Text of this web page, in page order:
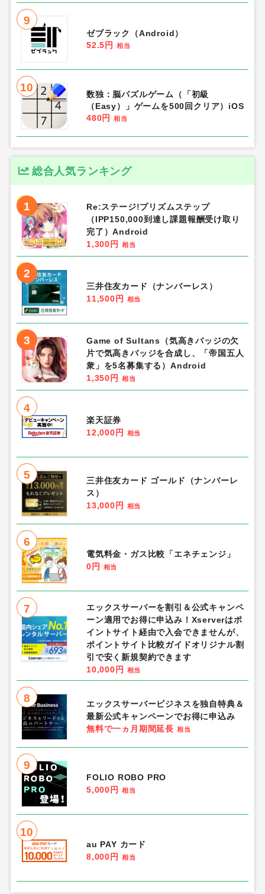
9
ゼブラック（Android）
52.5円
相当
10
数独：脳パズルゲーム（「初級
（Easy）」ゲームを500回クリア）iOS
480円
相当
総合人気ランキング
1
Re:ステージ!プリズムステップ
（IPP150,000到達し課題報酬受け取り
完了）Android
1,300円
相当
2
三井住友カード（ナンバーレス）
11,500円
相当
3
Game of Sultans（気高きバッジの欠
片で気高きバッジを合成し、「帝国五人
衆」を5名募集する）Android
1,350円
相当
4
楽天証券
12,000円
相当
5
三井住友カード ゴールド（ナンバーレ
ス）
13,000円
相当
6
電気料金・ガス比較「エネチェンジ」
0円
相当
7
エックスサーバーを割引＆公式キャンペ
ーン適用でお得に申込み！Xserverはポ
イントサイト経由で入会できませんが、
ポイントサイト比較ガイドオリジナル割
引で安く新規契約できます
10,000円
相当
8
エックスサーバービジネスを独自特典＆
最新公式キャンペーンでお得に申込み
無料で一ヵ月期間延長 相当
9
FOLIO ROBO PRO
5,000円
相当
10
au PAY カード
8,000円
相当